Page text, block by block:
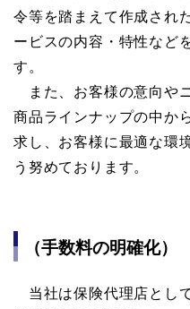
令等を踏まえて作成され
ービスの内容・特性など
す。
また、お客様の意向や
商品ラインナップの中か
求し、お客様に最適な環
う努めております。
（手数料の明確化）
当社は保険代理店とし